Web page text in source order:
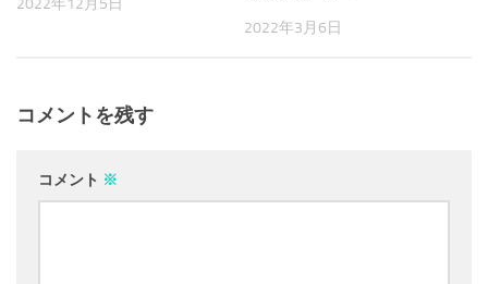
2022年12月5日
2022年3月6日
コメントを残す
コメント ※